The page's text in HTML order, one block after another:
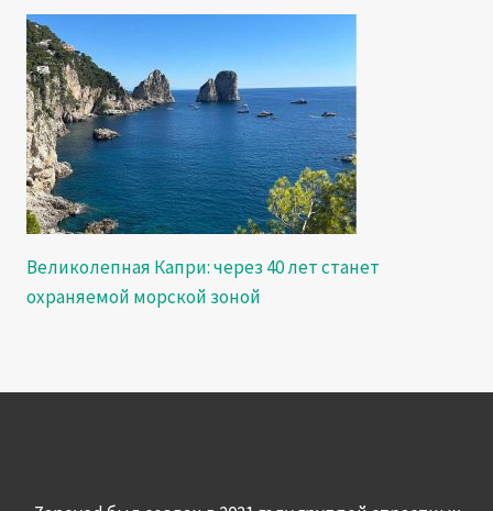
Великолепная Капри: через 40 лет станет
охраняемой морской зоной